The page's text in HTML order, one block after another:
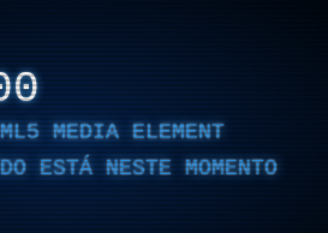
MEDIA ELEMENT
ESTÁ NESTE MOMENTO